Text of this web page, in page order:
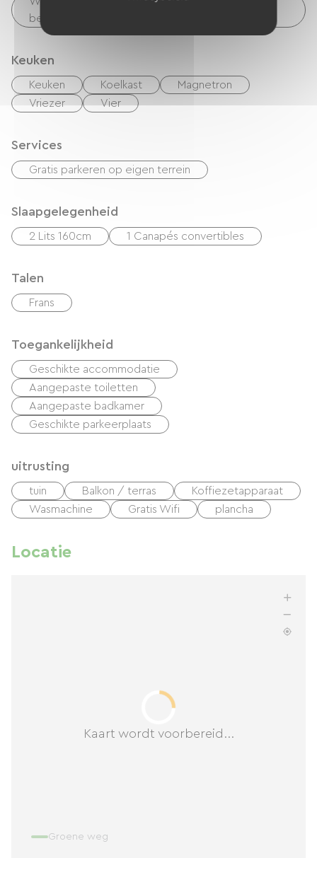
betaling)
Keuken
Keuken Koelkast
Magnetron
Vriezer
Vier
Services
Gratis parkeren op eigen terrein
Slaapgelegenheid
2 Lits 160cm 1 Canapés convertibles
Talen
Frans
Toegankelijkheid
Geschikte accommodatie
Aangepaste toiletten
Aangepaste badkamer
Geschikte parkeerplaats
uitrusting
tuin Balkon / terras
Koffiezetapparaat
Wasmachine
Gratis Wifi plancha
Locatie
Kaart wordt voorbereid...
Groene weg